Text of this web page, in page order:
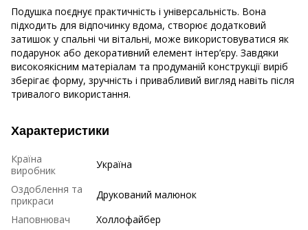
Подушка поєднує практичність і універсальність. Вона
підходить для відпочинку вдома, створює додатковий
затишок у спальні чи вітальні, може використовуватися як
подарунок або декоративний елемент інтер’єру. Завдяки
високоякісним матеріалам та продуманій конструкції виріб
зберігає форму, зручність і привабливий вигляд навіть після
тривалого використання.
Характеристики
Країна
виробник
Україна
Оздоблення та
прикраси
Друкований малюнок
Наповнювач
Холлофайбер